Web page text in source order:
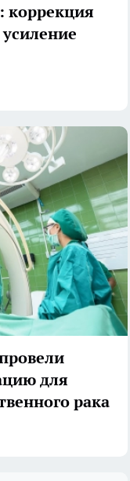
коррекция
для
рака